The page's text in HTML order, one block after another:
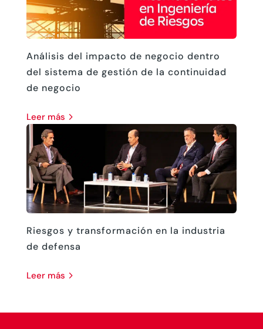
Análisis del impacto de negocio dentro
del sistema de gestión de la continuidad
de negocio
leer más
Riesgos y transformación en la industria
de defensa
leer más